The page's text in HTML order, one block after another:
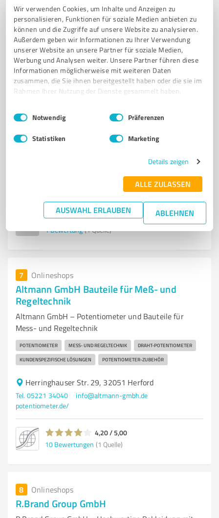
Wir verwenden Cookies, um Inhalte und Anzeigen zu
personalisieren, Funktionen für soziale Medien anbieten zu
können und die Zugriffe auf unsere Website zu analysieren.
Außerdem geben wir Informationen zu Ihrer Verwendung
unserer Website an unsere Partner für soziale Medien,
Werbung und Analysen weiter. Unsere Partner führen diese
Informationen möglicherweise mit weiteren Daten
zusammen, die Sie ihnen bereitgestellt haben oder die sie im
Rahmen Ihrer Nutzung der Dienste gesammelt haben.
Impressum Datenschutzbestimmungen
Einwilligungsauswahl
Notwendig Präferenzen
Statistiken Marketing
Details zeigen
ALLE ZULASSEN
AUSWAHL ERLAUBEN ABLEHNEN
6 Onlineshops
Bernd-Rudolf Schroeder ohg
Bernd-Rudolf Schroeder OHG – Ihr Partner für
Werbeartikel in Hiddenhausen
INDIVIDUELLE SONDERANFERTIGUNGEN TEXTILIEN
QUALITÄT ZUVERLÄSSIGKEIT KREATIVE PLANUNG
Hanfweg 11, 32120 Hiddenhausen
www.brs-schroeder.de/
5,00 / 5,00
1Bewertung (1 Quelle)
7 Onlineshops
Altmann GmbH Bauteile für Meß- und
Regeltechnik
Altmann GmbH – Potentiometer und Bauteile für
Mess- und Regeltechnik
POTENTIOMETER MESS- UND REGELTECHNIK DRAHT-POTENTIOMETER
KUNDENSPEZIFISCHE LÖSUNGEN POTENTIOMETER-ZUBEHÖR
Herringhauser Str. 29, 32051 Herford
Tel. 05221 34040
info@altmann-gmbh.de
potentiometer.de/
4,20 / 5,00
10 Bewertungen (1 Quelle)
8 Onlineshops
R.Brand Group GmbH